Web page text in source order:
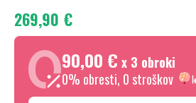
269,90 €
90,00 € x 3 obroki
0% obresti, 0 stroškov